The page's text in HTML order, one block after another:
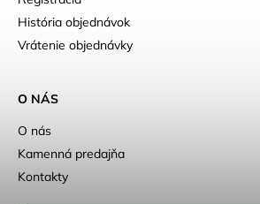
História objednávok
Vrátenie objednávky
O NÁS
O nás
Kamenná predajňa
Kontakty